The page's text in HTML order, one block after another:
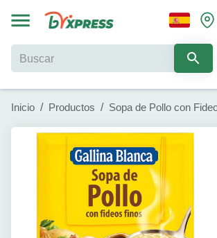
Inicio / Productos /